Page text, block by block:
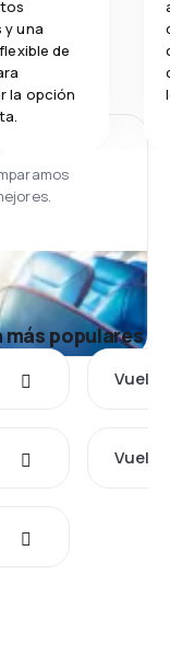
una
de
la opción
populares